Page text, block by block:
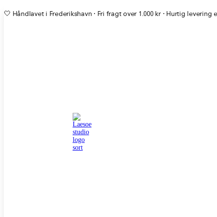
🤍 Håndlavet i Frederikshavn ⋅ Fri fragt over 1.000 kr ⋅ Hurtig